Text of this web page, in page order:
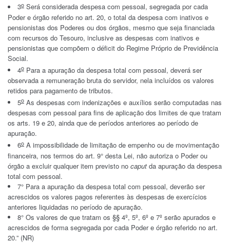
3o Será considerada despesa com pessoal, segregada por cada
Poder e órgão referido no art. 20, o total da despesa com inativos e
pensionistas dos Poderes ou dos órgãos, mesmo que seja financiada
com recursos do Tesouro, inclusive as despesas com inativos e
pensionistas que compõem o déficit do Regime Próprio de Previdência
Social.
4o Para a apuração da despesa total com pessoal, deverá ser
observada a remuneração bruta do servidor, nela incluídos os valores
retidos para pagamento de tributos.
5o As despesas com indenizações e auxílios serão computadas nas
despesas com pessoal para fins de aplicação dos limites de que tratam
os arts. 19 e 20, ainda que de períodos anteriores ao período de
apuração.
6o A impossibilidade de limitação de empenho ou de movimentação
financeira, nos termos do art. 9° desta Lei, não autoriza o Poder ou
órgão a excluir qualquer item previsto no caput da apuração da despesa
total com pessoal.
7° Para a apuração da despesa total com pessoal, deverão ser
acrescidos os valores pagos referentes às despesas de exercícios
anteriores liquidadas no período de apuração.
8° Os valores de que tratam os §§ 4º, 5º, 6º e 7º serão apurados e
acrescidos de forma segregada por cada Poder e órgão referido no art.
20.” (NR)